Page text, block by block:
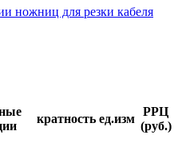
ножниц для резки кабеля
кратность ед.изм
РРЦ
(руб.)